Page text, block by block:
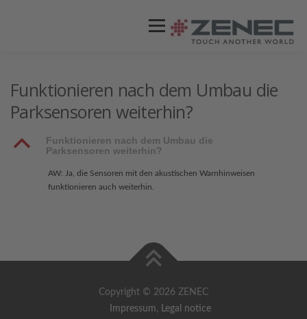
Menü
Funktionieren nach dem Umbau die
Parksensoren weiterhin?
B
Funktionieren nach dem Umbau die
Parksensoren weiterhin?
AW: Ja, die Sensoren mit den akustischen Warnhinweisen
funktionieren auch weiterhin.
Copyright © 2026 ZENEC
Impressum, Legal notice